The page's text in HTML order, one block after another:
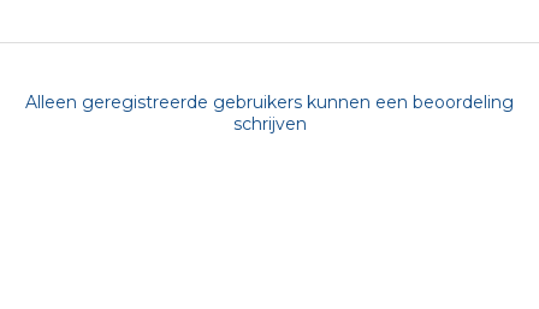
Alleen geregistreerde gebruikers kunnen een beoordeling
schrijven